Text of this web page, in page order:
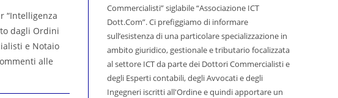
web
“Intelligenza
dagli Ordini
e Notaio
alle
Commercialisti” siglabile “Associazione ICT
Dott.Com”. Ci prefiggiamo di informare
sull’esistenza di una particolare specializzazione in
ambito giuridico, gestionale e tributario focalizzata
al settore ICT da parte dei Dottori Commercialisti e
degli Esperti contabili, degli Avvocati e degli
Ingegneri iscritti all'Ordine e quindi apportare un